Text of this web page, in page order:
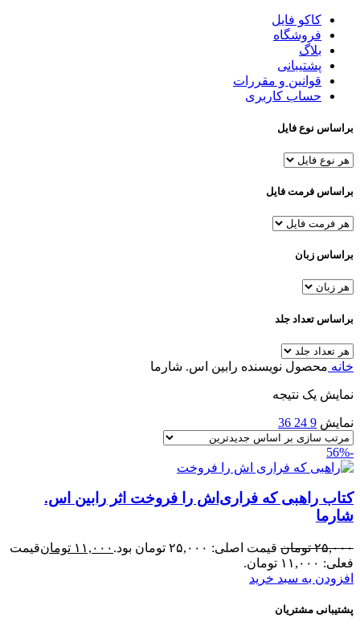
کاکو فایل
فروشگاه
بلاگ
پشتیبانی
قوانین و مقررات
حساب کاربری
براساس نوع فایل
براساس فرمت فایل
براساس زبان
براساس تعداد جلد
خانه محصول نویسنده رابین اس. شارما
نمایش یک نتیجه
نمایش 9
24
36
-56%
کتاب راهبی که فراری‌اش را فروخت اثر رابین اس.
شارما
۲۵,۰۰۰ تومان قیمت اصلی: ۲۵,۰۰۰ تومان بود. ۱۱,۰۰۰ تومانقیمت
فعلی: ۱۱,۰۰۰ تومان.
افزودن به سبد خرید
پشتیبانی مشتریان